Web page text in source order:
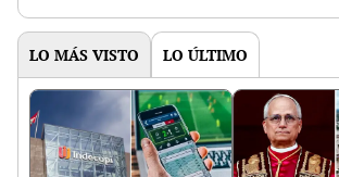
LO MÁS VISTO LO ÚLTIMO